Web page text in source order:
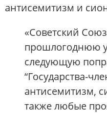
антисемитизм и
«Советский
прошлогоднюю
следующую
“Государства-
антисемитизм,
также любые